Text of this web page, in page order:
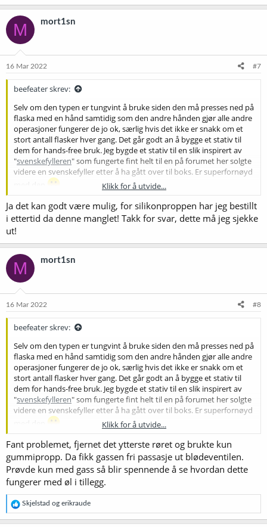
a
k
s
j
o
e
M mort1sn
16 Mar 2022 #7
beefeater skrev:
Selv om den typen er tungvint å bruke siden den må presses ned på
flaska med en hånd samtidig som den andre hånden gjør alle andre
operasjoner fungerer de jo ok, særlig hvis det ikke er snakk om et
stort antall flasker hver gang. Det går godt an å bygge et stativ til
dem for hands-free bruk. Jeg bygde et stativ til en slik inspirert av
"svenskefylleren" som fungerte fint helt til en på forumet her solgte
videre en svenskefyller etter å ha gått over til boks. Er superfornøyd
Det høres ut som om blødeventilen din, eller passasjen fra flaska til
ventilen, er blokkert på noe vis. Kan det være at
gummi/silikonproppen som skal tette mot flaska er for stor/lang slik
røret for gass? Gass ut skal passere i glippen mellom disse to rørene
som er tredd inni hverandre. Så hvis gassrøret er for kort eller
silikonproppen for lang kan det være at det blir tett og når gassen
ikke slipper ut stopper ølet å renne inn.
Klikk for å utvide...
Ja det kan godt være mulig, for silikonproppen har jeg bestillt
i ettertid da denne manglet! Takk for svar, dette må jeg sjekke
ut!
M mort1sn
16 Mar 2022 #8
beefeater skrev:
Selv om den typen er tungvint å bruke siden den må presses ned på
flaska med en hånd samtidig som den andre hånden gjør alle andre
operasjoner fungerer de jo ok, særlig hvis det ikke er snakk om et
stort antall flasker hver gang. Det går godt an å bygge et stativ til
dem for hands-free bruk. Jeg bygde et stativ til en slik inspirert av
"svenskefylleren" som fungerte fint helt til en på forumet her solgte
videre en svenskefyller etter å ha gått over til boks. Er superfornøyd
Det høres ut som om blødeventilen din, eller passasjen fra flaska til
ventilen, er blokkert på noe vis. Kan det være at
gummi/silikonproppen som skal tette mot flaska er for stor/lang slik
at den tetter åpningen mellom det lange røret for øl og det kortere
røret for gass? Gass ut skal passere i glippen mellom disse to rørene
som er tredd inni hverandre. Så hvis gassrøret er for kort eller
silikonproppen for lang kan det være at det blir tett og når gassen
ikke slipper ut stopper ølet å renne inn.
Klikk for å utvide...
Fant problemet, fjernet det ytterste røret og brukte kun
gummipropp. Da fikk gassen fri passasje ut blødeventilen.
Prøvde kun med gass så blir spennende å se hvordan dette
fungerer med øl i tillegg.
R
e
a
Skjelstad og erikraude